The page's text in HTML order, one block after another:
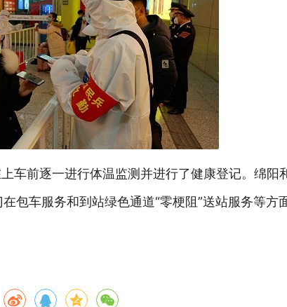
车前逐一进行体温监测并进行了健康登记。绵阳
包车服务和到站绿色通道“零梗阻”送站服务等方